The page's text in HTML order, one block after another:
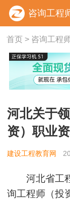
咨询工程
首页> 咨询工程
河北关于
资）职业
建设工程教育网
河北省工程
询工程师（投